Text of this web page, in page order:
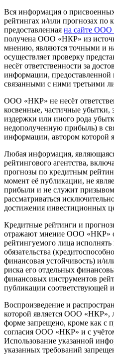
Вся информация о
рейтингах и/или прогнозах по
предоставленная на сайте ООО
получена ООО «НКР» из
мнению, являются точными
осуществляет проверку
несёт ответственности за
информации, предоставленной
связанными с ними третьими
ООО «НКР» не несёт
косвенные, частичные убытки,
издержки или иного рода
недополученную прибыль) в
информации, автором
Любая информация,
рейтингового агентства,
прогнозы по кредитным
момент её публикации, не
прибыли и не служит
рассматриваться
достижения инвестиционных
Кредитные рейтинги и
отражают мнение ООО «НКР»
рейтингуемого лица
обязательства
финансовая устойчивость) и/
риска его отдельных
финансовых инструментов
публикации соответствующей
Воспроизведение и
которой является ООО
форме запрещено, кроме как с
согласия ООО «НКР» и с
Использование указанной
указанных требований